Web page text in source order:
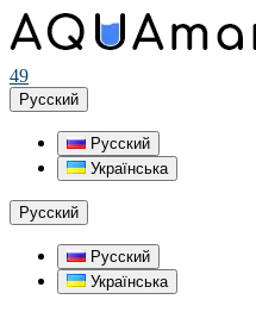
49
Русский
Русский
Українська
Русский
Русский
Українська